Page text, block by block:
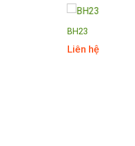
BH23
Liên hệ